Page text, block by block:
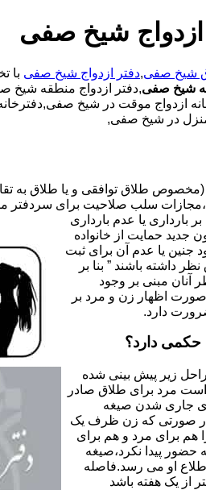
شیخ صفی
شیخ صفی,دفتر ازدواج شیخ صفی
شیخ صفی,دفتر ازدواج منطقه شیخ
ازدواج موقت در شیخ
منزل در شیخ صفی,
سلب صلاحیت برای سردفتر
بارداری یا عدم بارداری
و بایگانی نمایند.( ماده ۳۱ ) ماده ۳۱ قانون جدید حمایت از خانواده
جنین یا عدم آن برای ثبت
داشته باشند ” بنا بر
آنان مبنی بر وجود
صورت اظهار زن و مرد بر
دارد.
حکمی دارد؟
زیر پیش بینی شده
مرد برای طلاق صادر
جاری شدن صیغه
صورتی که زن ظرف یک
هم برای مرد و هم برای
پیدا نکرد،صیغه
او می رسد.فاصله
از یک هفته باشد